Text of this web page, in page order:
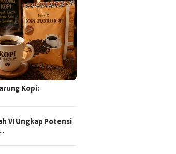
Kopi:
VI Ungkap Potensi